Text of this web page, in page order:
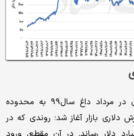
پس از آنکه ارزش بازار بورس تهران در مرداد داغ سال۹۹ به محدوده
دلاری بازار آغاز شد؛ روندی که در